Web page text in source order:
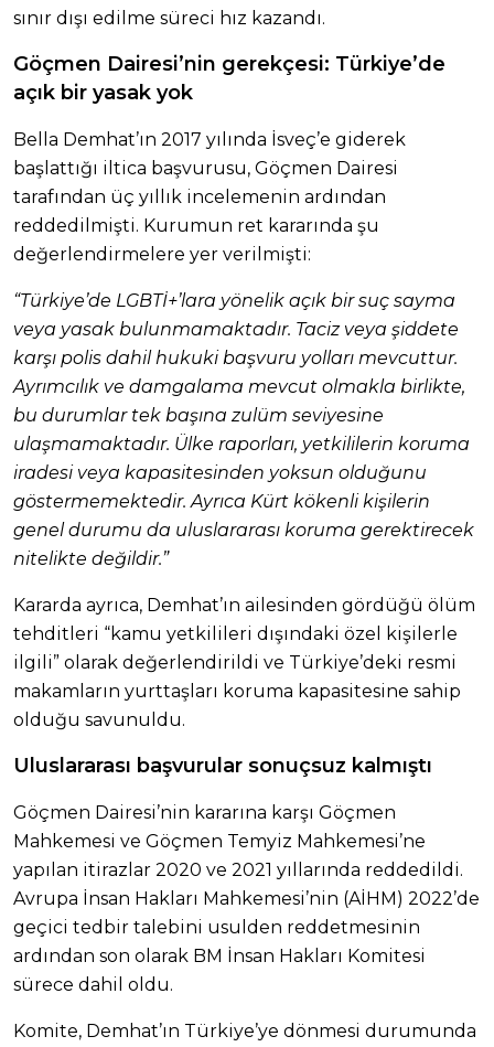
sınır dışı edilme süreci hız kazandı.
Göçmen Dairesi’nin gerekçesi: Türkiye’de
açık bir yasak yok
Bella Demhat’ın 2017 yılında İsveç’e giderek
başlattığı iltica başvurusu, Göçmen Dairesi
tarafından üç yıllık incelemenin ardından
reddedilmişti. Kurumun ret kararında şu
değerlendirmelere yer verilmişti:
“Türkiye’de LGBTİ+’lara yönelik açık bir suç sayma
veya yasak bulunmamaktadır. Taciz veya şiddete
karşı polis dahil hukuki başvuru yolları mevcuttur.
Ayrımcılık ve damgalama mevcut olmakla birlikte,
bu durumlar tek başına zulüm seviyesine
ulaşmamaktadır. Ülke raporları, yetkililerin koruma
iradesi veya kapasitesinden yoksun olduğunu
göstermemektedir. Ayrıca Kürt kökenli kişilerin
genel durumu da uluslararası koruma gerektirecek
nitelikte değildir.”
Kararda ayrıca, Demhat’ın ailesinden gördüğü ölüm
tehditleri “kamu yetkilileri dışındaki özel kişilerle
ilgili” olarak değerlendirildi ve Türkiye’deki resmi
makamların yurttaşları koruma kapasitesine sahip
olduğu savunuldu.
Uluslararası başvurular sonuçsuz kalmıştı
Göçmen Dairesi’nin kararına karşı Göçmen
Mahkemesi ve Göçmen Temyiz Mahkemesi’ne
yapılan itirazlar 2020 ve 2021 yıllarında reddedildi.
Avrupa İnsan Hakları Mahkemesi’nin (AİHM) 2022’de
geçici tedbir talebini usulden reddetmesinin
ardından son olarak BM İnsan Hakları Komitesi
sürece dahil oldu.
Komite, Demhat’ın Türkiye’ye dönmesi durumunda